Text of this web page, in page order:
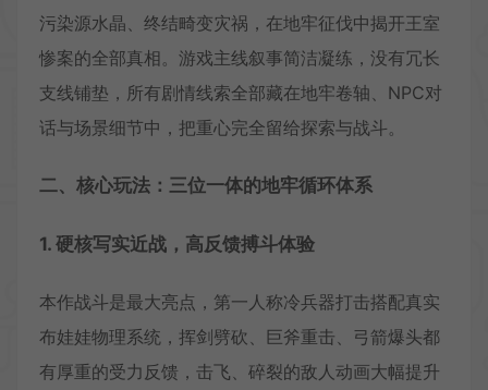
污染源水晶、终结畸变灾祸，在地牢征伐中揭开王室
惨案的全部真相。游戏主线叙事简洁凝练，没有冗长
支线铺垫，所有剧情线索全部藏在地牢卷轴、NPC对
话与场景细节中，把重心完全留给探索与战斗。
二、核心玩法：三位一体的地牢循环体系
1. 硬核写实近战，高反馈搏斗体验
本作战斗是最大亮点，第一人称冷兵器打击搭配真实
布娃娃物理系统，挥剑劈砍、巨斧重击、弓箭爆头都
有厚重的受力反馈，击飞、碎裂的敌人动画大幅提升